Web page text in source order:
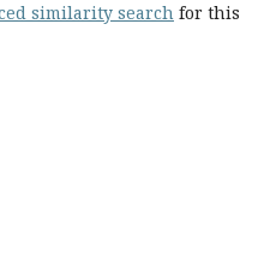
similarity searchfor this